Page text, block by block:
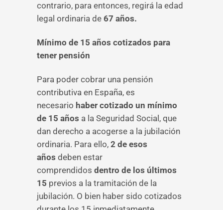
contrario, para entonces, regirá la edad
legal ordinaria de 67 años.
Mínimo de 15 años cotizados para
tener pensión
Para poder cobrar una pensión
contributiva en España, es
necesario haber cotizado un mínimo
de 15 años a la Seguridad Social, que
dan derecho a acogerse a la jubilación
ordinaria. Para ello, 2 de esos
años deben estar
comprendidos dentro de los últimos
15 previos a la tramitación de la
jubilación. O bien haber sido cotizados